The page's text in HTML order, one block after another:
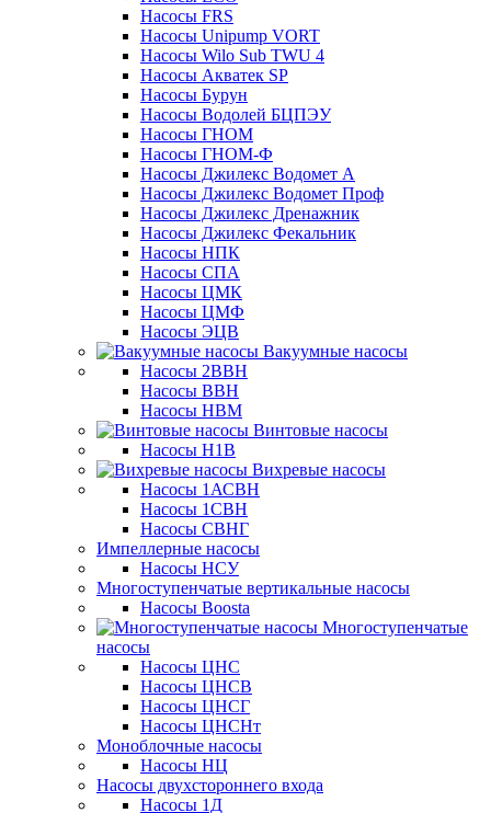
Насосы FRS
Насосы Unipump VORT
Насосы Wilo Sub TWU 4
Насосы Акватек SP
Насосы Бурун
Насосы Водолей БЦПЭУ
Насосы ГНОМ
Насосы ГНОМ-Ф
Насосы Джилекс Водомет А
Насосы Джилекс Водомет Проф
Насосы Джилекс Дренажник
Насосы Джилекс Фекальник
Насосы НПК
Насосы СПА
Насосы ЦМК
Насосы ЦМФ
Насосы ЭЦВ
Вакуумные насосы
Насосы 2ВВН
Насосы ВВН
Насосы НВМ
Винтовые насосы
Насосы Н1В
Вихревые насосы
Насосы 1АСВН
Насосы 1СВН
Насосы СВНГ
Импеллерные насосы
Насосы НСУ
Многоступенчатые вертикальные насосы
Насосы Boosta
Многоступенчатые
насосы
Насосы ЦНС
Насосы ЦНСВ
Насосы ЦНСГ
Насосы ЦНСНт
Моноблочные насосы
Насосы НЦ
Насосы двухстороннего входа
Насосы 1Д